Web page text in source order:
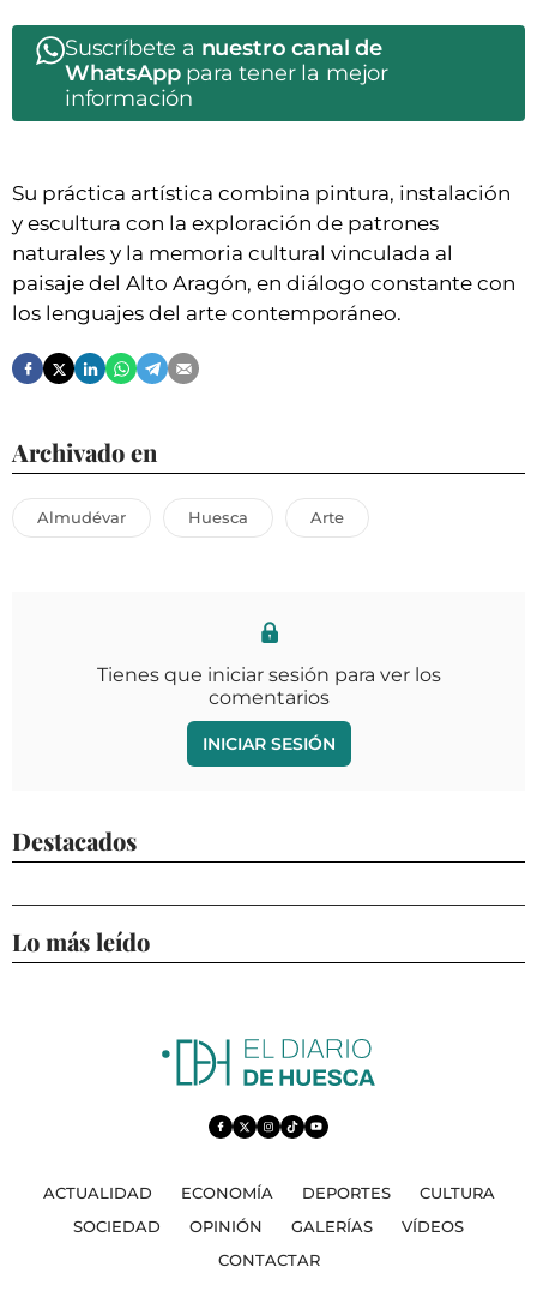
Suscríbete a nuestro canal de
WhatsApppara tener la mejor
información
Su práctica artística combina pintura, instalación
y escultura con la exploración de patrones
naturales y la memoria cultural vinculada al
paisaje del Alto Aragón, en diálogo constante con
los lenguajes del arte contemporáneo.
Archivado en
Almudévar Huesca Arte
Tienes que iniciar sesión para ver los
comentarios
INICIAR SESIÓN
Destacados
Lo más leído
ACTUALIDAD ECONOMÍA DEPORTES
CULTURA
SOCIEDAD
OPINIÓN GALERÍAS
VÍDEOS
CONTACTAR